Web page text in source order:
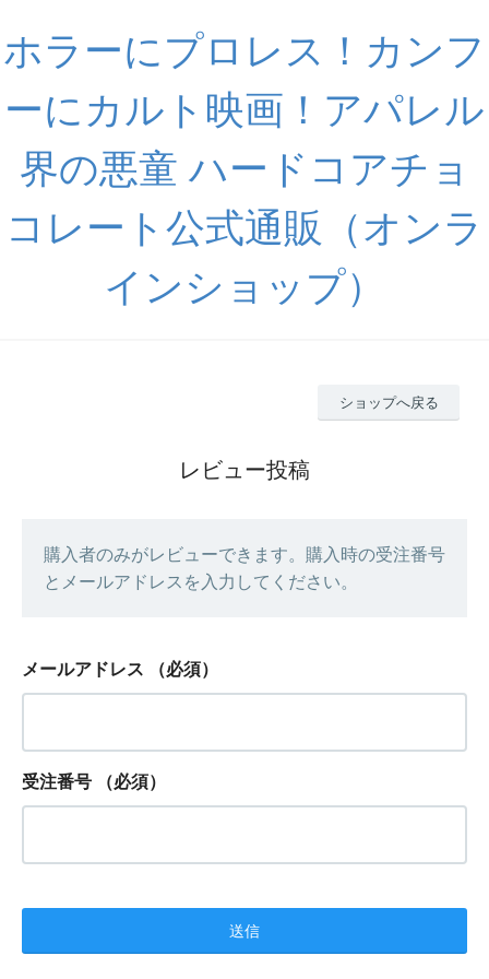
ホラーにプロレス！カンフ
ーにカルト映画！アパレル
界の悪童 ハードコアチョ
コレート公式通販（オンラ
インショップ）
ショップへ戻る
レビュー投稿
購入者のみがレビューできます。購入時の受注番号
とメールアドレスを入力してください。
メールアドレス （必須）
受注番号 （必須）